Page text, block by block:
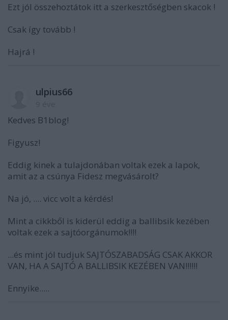
Ezt jól összehoztátok itt a szerkesztőségben skacok !
Csak így tovább !
Hajrá !
ulpius66
Kedves B1blog!
Figyusz!
Eddig kinek a tulajdonában voltak ezek a lapok,
amit az a csúnya Fidesz megvásárolt?
Na jó, .... vicc volt a kérdés!
Mint a cikkből is kiderül eddig a ballibsik kezében
voltak ezek a sajtóorgánumok!!!!
...és mint jól tudjuk SAJTÓSZABADSÁG CSAK AKKOR
VAN, HA A SAJTÓ A BALLIBSIK KEZÉBEN VAN!!!!!!
Ennyike.....